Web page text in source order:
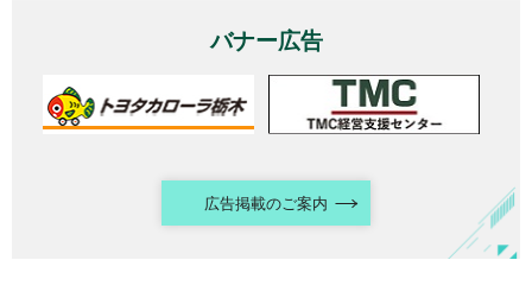
バナー広告
広告掲載のご案内